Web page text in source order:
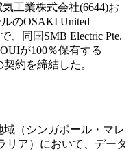
工業株式会社(6644)お
のOSAKI United
、同国SMB Electric Pte.
が100％保有する
約を締結した。
（シンガポール・マレ
リア）において、データ